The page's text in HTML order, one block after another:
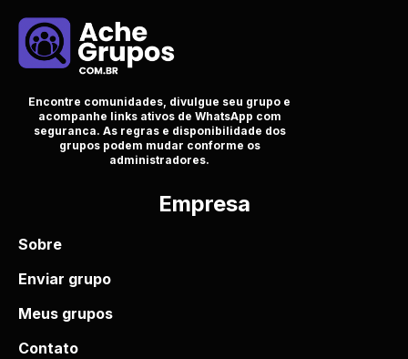
Encontre comunidades, divulgue seu grupo e
acompanhe links ativos de WhatsApp com
seguranca. As regras e disponibilidade dos
grupos podem mudar conforme os
administradores.
Empresa
Sobre
Enviar grupo
Meus grupos
Contato